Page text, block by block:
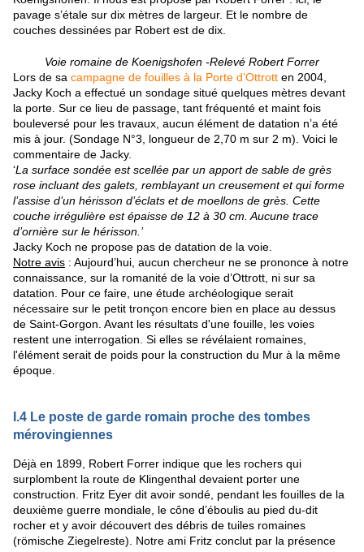
pavage s’étale sur dix mètres de largeur. Et le nombre de
couches dessinées par Robert est de dix.
Voie romaine de Koenigshofen -Relevé Robert Forrer
Lors de sa campagne de fouilles à la Porte d’Ottrott en 2004,
Jacky Koch a effectué un sondage situé quelques mètres devant
la porte. Sur ce lieu de passage, tant fréquenté et maint fois
bouleversé pour les travaux, aucun élément de datation n’a été
mis à jour. (Sondage N°3, longueur de 2,70 m sur 2 m). Voici le
commentaire de Jacky.
‘La surface sondée est scellée par un apport de sable de grès
rose incluant des galets, remblayant un creusement et qui forme
l’assise d’un hérisson d’éclats et de moellons de grès. Cette
couche irrégulière est épaisse de 12 à 30 cm. Aucune trace
d’ornière sur le hérisson.’
Jacky Koch ne propose pas de datation de la voie.
Notre avis : Aujourd’hui, aucun chercheur ne se prononce à notre
connaissance, sur la romanité de la voie d’Ottrott, ni sur sa
datation. Pour ce faire, une étude archéologique serait
nécessaire sur le petit tronçon encore bien en place au dessus
de Saint-Gorgon. Avant les résultats d'une fouille, les voies
restent une interrogation. Si elles se révélaient romaines,
l'élément serait de poids pour la construction du Mur à la même
époque.
I.4 Le poste de garde romain proche des tombes
mérovingiennes
Déjà en 1899, Robert Forrer indique que les rochers qui
surplombent la route de Klingenthal devaient porter une
construction. Fritz Eyer dit avoir sondé, pendant les fouilles de la
deuxième guerre mondiale, le cône d’éboulis au pied du-dit
rocher et y avoir découvert des débris de tuiles romaines
(römische Ziegelreste). Notre ami Fritz conclut par la présence